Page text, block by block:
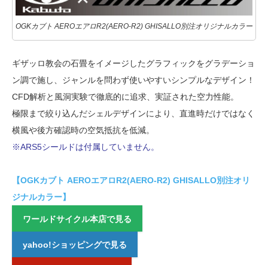
OGKカブト AEROエアロR2(AERO-R2) GHISALLO別注オリジナルカラー
ギザッロ教会の石畳をイメージしたグラフィックをグラデーショ
ン調で施し、ジャンルを問わず使いやすいシンプルなデザイン！
CFD解析と風洞実験で徹底的に追求、実証された空力性能。
極限まで絞り込んだシェルデザインにより、直進時だけではなく
横風や後方確認時の空気抵抗を低減。
※ARS5シールドは付属していません。
【OGKカブト AEROエアロR2(AERO-R2) GHISALLO別注オリ
ジナルカラー】
ワールドサイクル本店で見る
yahoo!ショッピングで見る